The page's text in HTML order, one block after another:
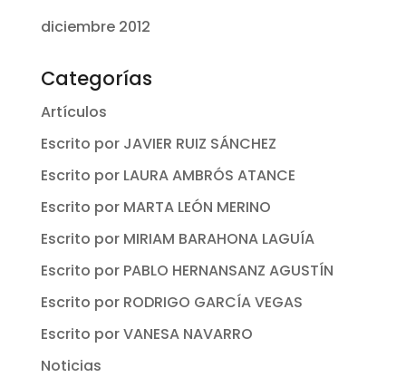
diciembre 2012
Categorías
Artículos
Escrito por JAVIER RUIZ SÁNCHEZ
Escrito por LAURA AMBRÓS ATANCE
Escrito por MARTA LEÓN MERINO
Escrito por MIRIAM BARAHONA LAGUÍA
Escrito por PABLO HERNANSANZ AGUSTÍN
Escrito por RODRIGO GARCÍA VEGAS
Escrito por VANESA NAVARRO
Noticias